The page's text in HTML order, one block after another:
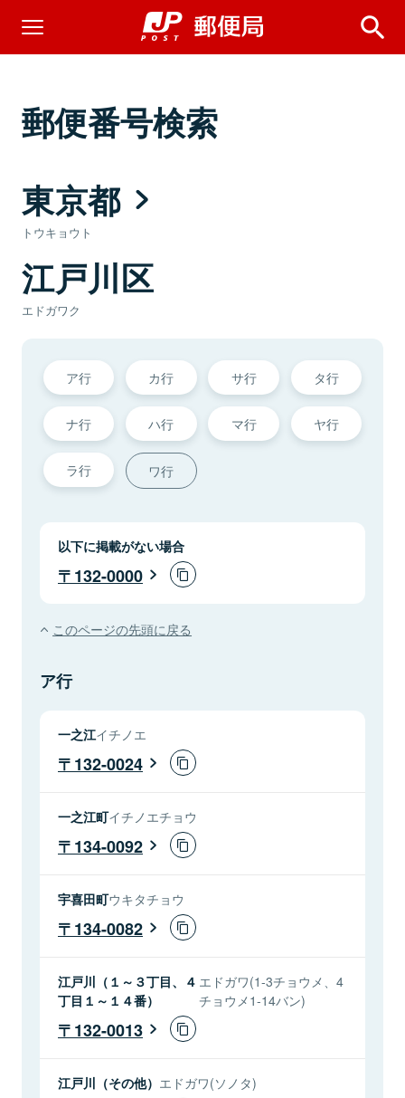
郵便番号検索
東京都
トウキョウト
江戸川区
エドガワク
ア行 カ行 サ行 タ行
ナ行 ハ行 マ行 ヤ行
ラ行 ワ行
以下に掲載がない場合
132-0000
このページの先頭に戻る
ア行
一之江イチノエ
132-0024
一之江町イチノエチョウ
134-0092
宇喜田町ウキタチョウ
134-0082
江戸川（１～３丁目、４
丁目１～１４番）
エドガワ(1-3チョウメ、4
チョウメ1-14バン)
132-0013
江戸川（その他） エドガワ(ソノタ)